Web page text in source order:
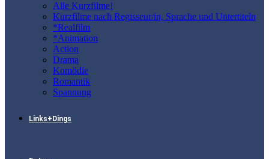
Alle Kurzfilme!
Kurzfilme nach Regisseur/in, Sprache und Untertiteln
*Realfilm
*Animation
Action
Drama
Komödie
Romantik
Spannung
Links+Dings